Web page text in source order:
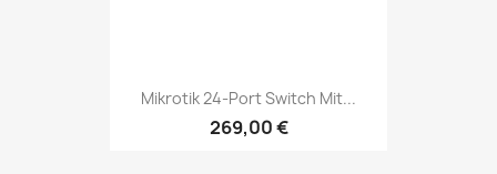
Mikrotik 24-Port Switch Mit...
269,00 €